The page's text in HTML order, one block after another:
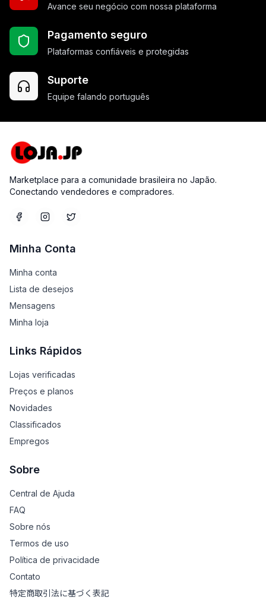
Avance seu negócio com nossa plataforma
Pagamento seguro
Plataformas confiáveis e protegidas
Suporte
Equipe falando português
Marketplace para a comunidade brasileira no Japão.
Conectando vendedores e compradores.
Minha Conta
Minha conta
Lista de desejos
Mensagens
Minha loja
Links Rápidos
Lojas verificadas
Preços e planos
Novidades
Classificados
Empregos
Sobre
Central de Ajuda
FAQ
Sobre nós
Termos de uso
Política de privacidade
Contato
特定商取引法に基づく表記